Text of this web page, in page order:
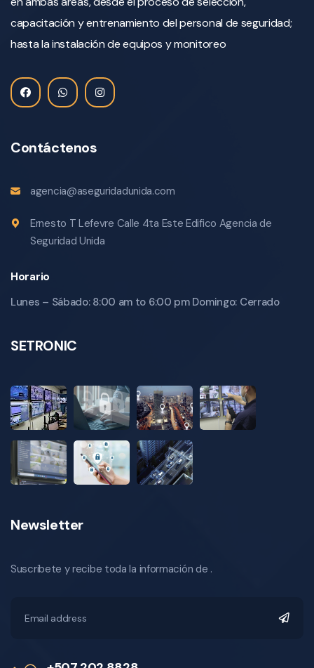
capacitación y entrenamiento del personal de seguridad;
hasta la instalación de equipos y monitoreo
Contáctenos
agencia@aseguridadunida.com
Ernesto T Lefevre Calle 4ta Este Edifico Agencia de
Seguridad Unida
Horario
Lunes – Sábado: 8:00 am to 6:00 pm Domingo: Cerrado
SETRONIC
Newsletter
Suscribete y recibe toda la información de .